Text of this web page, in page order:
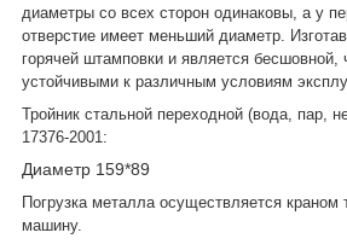
диаметры со всех сторон одинаковы, а у
отверстие имеет меньший диаметр.
горячей штамповки и является бесшовной,
устойчивыми к различным условиям
Тройник стальной переходной (вода, пар,
17376-2001:
Диаметр 159*89
Погрузка металла осуществляется краном
машину.